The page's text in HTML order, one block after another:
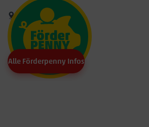
Alle Förderpenny Infos